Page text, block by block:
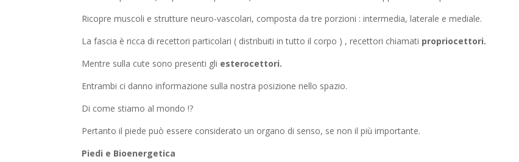
Ricopre muscoli e strutture neuro-vascolari, composta da tre porzioni : intermedia, laterale e mediale.
La fascia è ricca di recettori particolari ( distribuiti in tutto il corpo ) , recettori chiamati propriocettori.
Mentre sulla cute sono presenti gli esterocettori.
Entrambi ci danno informazione sulla nostra posizione nello spazio.
Di come stiamo al mondo !?
Pertanto il piede può essere considerato un organo di senso, se non il più importante.
Piedi e Bioenergetica